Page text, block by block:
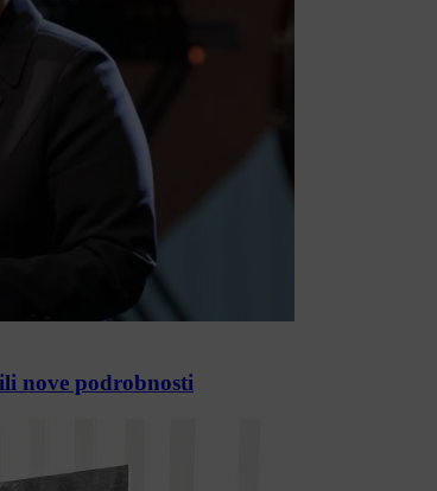
nove podrobnosti